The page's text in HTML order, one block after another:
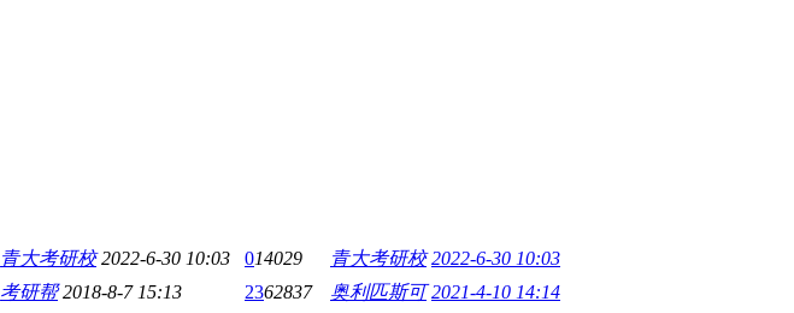
青大考研校 2022-6-30 10:03 014029 青大考研校 2022-6-30 10:03
考研帮 2018-8-7 15:13 2362837 奥利匹斯可 2021-4-10 14:14